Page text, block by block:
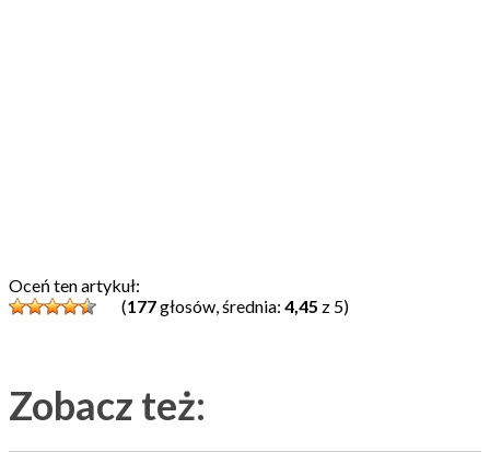
Oceń ten artykuł:
(177głosów, średnia: 4,45 z 5)
Zobacz też: